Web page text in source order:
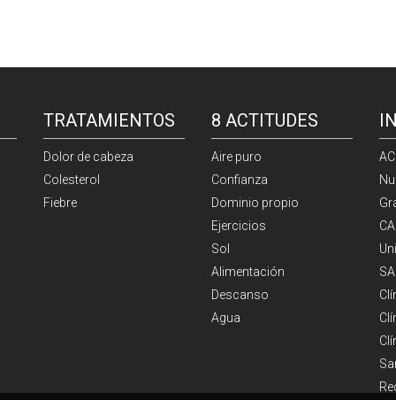
TRATAMIENTOS
Dolor de cabeza
Colesterol
Fiebre
8 ACTITUDES
Aire puro
Confianza
Dominio propio
Ejercicios
Sol
Alimentación
Descanso
Agua